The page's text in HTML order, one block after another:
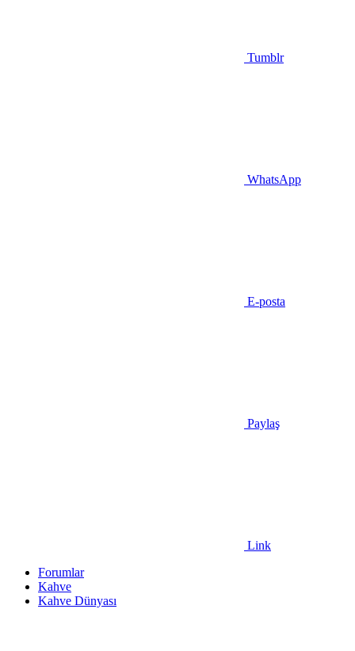
Tumblr
WhatsApp
E-posta
Paylaş
Link
Forumlar
Kahve
Kahve Dünyası